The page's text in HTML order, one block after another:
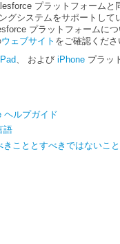
プラットフォームと
グシステムをサポートして
プラットフォームに
ウェブサイト をご確認くださ
、 および iPhoneプラッ
ヘルプガイド
語
きこととすべきではないこと
バック